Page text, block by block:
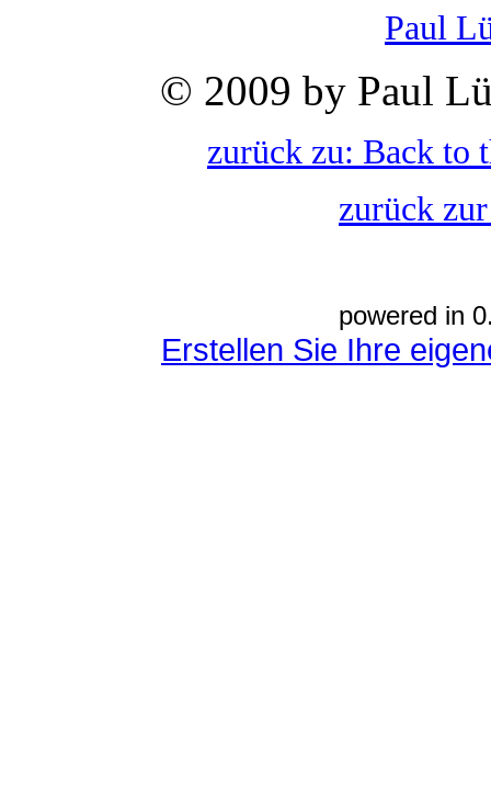
Paul
© 2009 by Paul
zurück zu: Back to
zurück
powered in
Erstellen Sie Ihre